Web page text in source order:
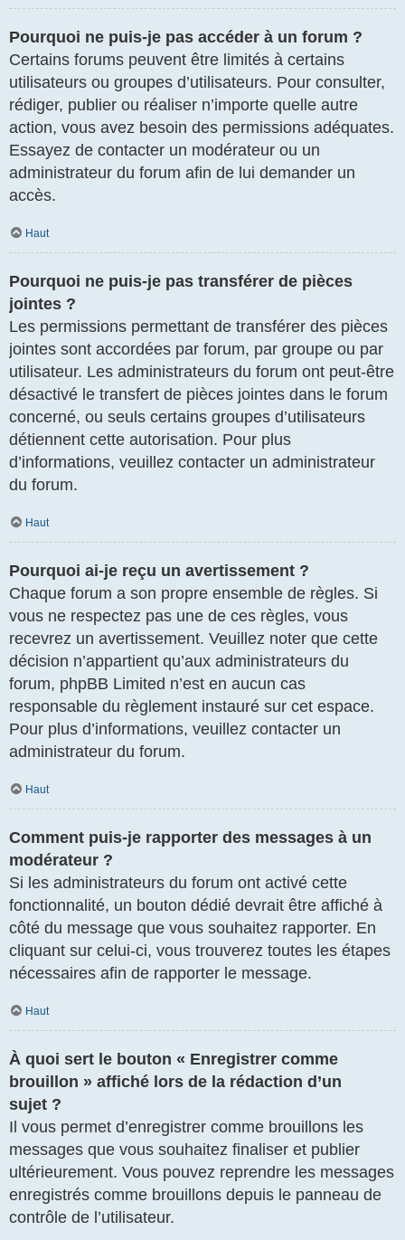
Pourquoi ne puis-je pas accéder à un forum ?
Certains forums peuvent être limités à certains
utilisateurs ou groupes d’utilisateurs. Pour consulter,
rédiger, publier ou réaliser n’importe quelle autre
action, vous avez besoin des permissions adéquates.
Essayez de contacter un modérateur ou un
administrateur du forum afin de lui demander un
accès.
Haut
Pourquoi ne puis-je pas transférer de pièces
jointes ?
Les permissions permettant de transférer des pièces
jointes sont accordées par forum, par groupe ou par
utilisateur. Les administrateurs du forum ont peut-être
désactivé le transfert de pièces jointes dans le forum
concerné, ou seuls certains groupes d’utilisateurs
détiennent cette autorisation. Pour plus
d’informations, veuillez contacter un administrateur
du forum.
Haut
Pourquoi ai-je reçu un avertissement ?
Chaque forum a son propre ensemble de règles. Si
vous ne respectez pas une de ces règles, vous
recevrez un avertissement. Veuillez noter que cette
décision n’appartient qu’aux administrateurs du
forum, phpBB Limited n’est en aucun cas
responsable du règlement instauré sur cet espace.
Pour plus d’informations, veuillez contacter un
administrateur du forum.
Haut
Comment puis-je rapporter des messages à un
modérateur ?
Si les administrateurs du forum ont activé cette
fonctionnalité, un bouton dédié devrait être affiché à
côté du message que vous souhaitez rapporter. En
cliquant sur celui-ci, vous trouverez toutes les étapes
nécessaires afin de rapporter le message.
Haut
À quoi sert le bouton « Enregistrer comme
brouillon » affiché lors de la rédaction d’un
sujet ?
Il vous permet d’enregistrer comme brouillons les
messages que vous souhaitez finaliser et publier
ultérieurement. Vous pouvez reprendre les messages
enregistrés comme brouillons depuis le panneau de
contrôle de l’utilisateur.